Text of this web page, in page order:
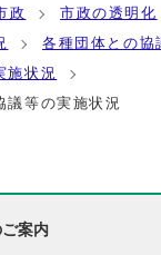
政
市政の透明化
各種団体との協
施状況
等の実施状況
案内